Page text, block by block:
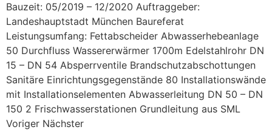
Bauzeit: 05/2019 – 12/2020 Auftraggeber:
Landeshauptstadt München Baureferat
Leistungsumfang: Fettabscheider Abwasserhebeanlage
50 Durchfluss Wassererwärmer 1700m Edelstahlrohr DN
15 – DN 54 Absperrventile Brandschutzabschottungen
Sanitäre Einrichtungsgegenstände 80 Installationswände
mit Installationselementen Abwasserleitung DN 50 – DN
150 2 Frischwasserstationen Grundleitung aus SML
Voriger Nächster